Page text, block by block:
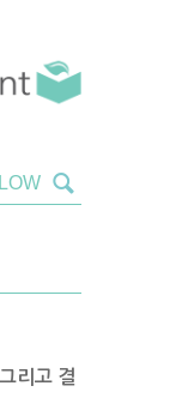
리고 결